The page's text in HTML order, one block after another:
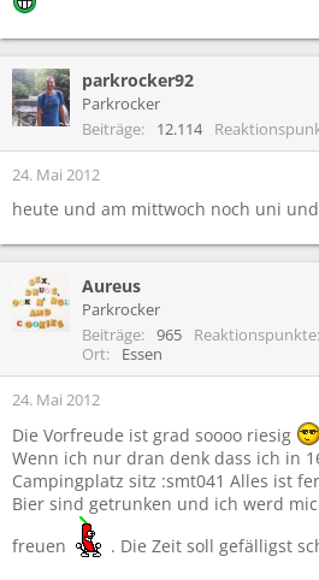
parkrocker92
Parkrocker
Beiträge
12.114
24. Mai 2012
heute und am mittwoch noch uni
Aureus
Parkrocker
Beiträge
965 Reaktionspunkte
Ort
Essen
24. Mai 2012
Die Vorfreude ist grad soooo riesig
Wenn ich nur dran denk dass ich in
Campingplatz sitz :smt041 Alles ist
Bier sind getrunken und ich werd
freuen
. Die Zeit soll gefälligst